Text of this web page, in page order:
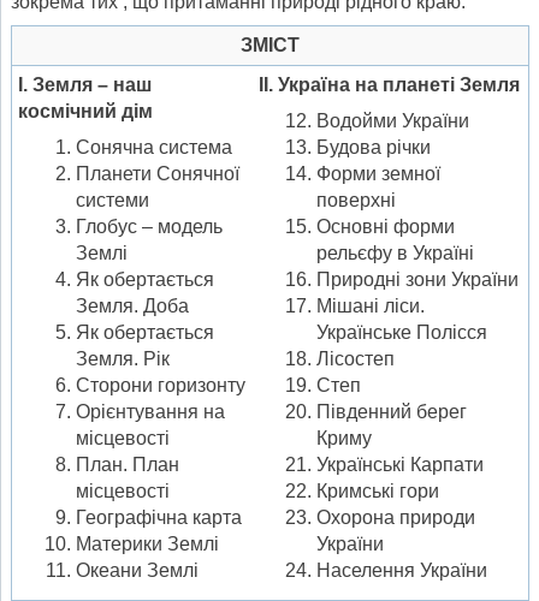
ЗМІСТ
І. Земля – наш
космічний дім
Сонячна система
Планети Сонячної
системи
Глобус – модель
Землі
Як обертається
Земля. Доба
Як обертається
Земля. Рік
Сторони горизонту
Орієнтування на
місцевості
План. План
місцевості
Географічна карта
Материки Землі
Океани Землі
ІІ. Україна на планеті Земля
Водойми України
Будова річки
Форми земної
поверхні
Основні форми
рельєфу в Україні
Природні зони України
Мішані ліси.
Українське Полісся
Лісостеп
Степ
Південний берег
Криму
Українські Карпати
Кримські гори
Охорона природи
України
Населення України